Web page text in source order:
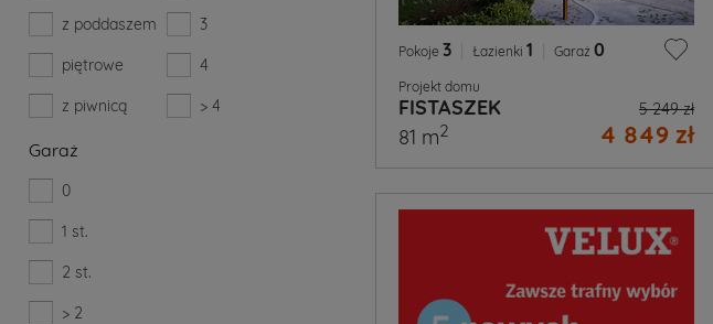
Pokoje 3 Łazienki 1 Garaż 0
Projekt domu
FISTASZEK 5 249 zł
4 849 zł
81 m2
z poddaszem
piętrowe
z piwnicą
3
4
> 4
Garaż
0
1 st.
2 st.
> 2